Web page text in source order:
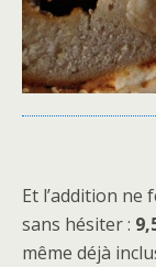
Et l’addition ne
sans hésiter :
même déjà